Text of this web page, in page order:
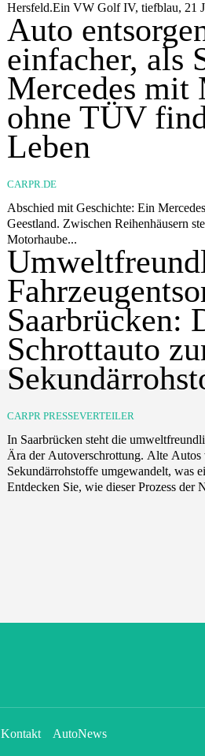
Hersfeld.Ein VW Golf IV, tiefblau, 21
Auto
einfacher, als
Mercedes mit
ohne TÜV
Leben
CARPR.DE
Abschied mit Geschichte: Ein
Geestland. Zwischen Reihenhäusern
Motorhaube...
Saarbrücken:
Schrottauto
CARPR PRESSEVERTEILER
In Saarbrücken steht die
Ära der Autoverschrottung. Alte
Sekundärrohstoffe umgewandelt, was
Entdecken Sie, wie dieser Prozess
Kontakt AutoNews